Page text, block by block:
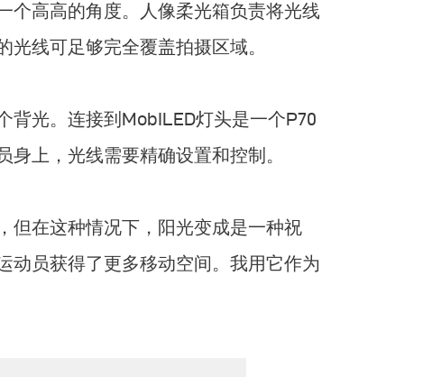
个高高的角度。人像柔光箱负责将光线
线可足够完全覆盖拍摄区域。
背光。连接到MobILED灯头是一个P70
上，光线需要精确设置和控制。
但在这种情况下，阳光变成是一种祝
动员获得了更多移动空间。我用它作为